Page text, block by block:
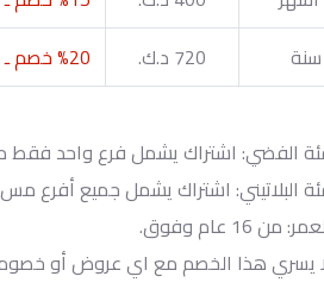
سنة
720 د.ك. %20 خصم ـ 576 د.ك.
الفضي: اشتراك يشمل فرع واحد فقط
البلاتيني: اشتراك يشمل جميع أفرع مس
من 16 عام وفوق.
يسري هذا الخصم مع اي عروض أو